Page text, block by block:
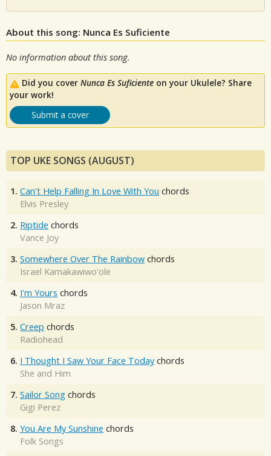
About this song: Nunca Es Suficiente
No information about this song.
Did you cover Nunca Es Suficiente on your Ukulele? Share
your work!
Submit a cover
TOP UKE SONGS (AUGUST)
1. Can't Help Falling In Love With You chords
Elvis Presley
2. Riptide chords
Vance Joy
3. Somewhere Over The Rainbow chords
Israel Kamakawiwo'ole
4. I'm Yours chords
Jason Mraz
5. Creep chords
Radiohead
6. I Thought I Saw Your Face Today chords
She and Him
7. Sailor Song chords
Gigi Perez
8. You Are My Sunshine chords
Folk Songs